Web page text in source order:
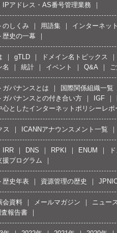
IPアドレス・AS番号管理業務
のしくみ 用語集 インターネッ
歴史の一幕
gTLD ドメイン名トピックス
名
統計 イベント Q&A
ガバナンスとは 国際関係組織一覧
ガバナンスとの付き合い方
IGF
心としたインターネットポリシーレポ
ス ICANNアナウンスメント一覧
IRR DNS RPKI ENUM
援プログラム
歴史年表 資源管理の歴史
会資料 メールマガジン ニュー
報告書